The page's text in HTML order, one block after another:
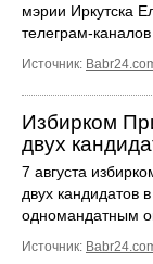
мэрии Иркутска
телеграм‑каналов
Источник:
Избирком
двух
7 августа
двух кандидатов
одномандатным
Источник: